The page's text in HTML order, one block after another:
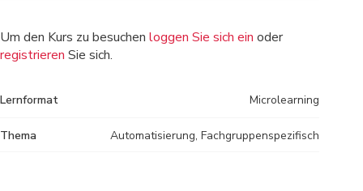
Um den Kurs zu besuchen loggen Sie sich ein oder
registrieren Sie sich.
Lernformat Microlearning
Thema Automatisierung, Fachgruppenspezifisch